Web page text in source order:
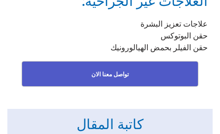
علاجات تعزيز البشرة
حقن البوتوكس
حقن الفيلر بحمض الهيالورونيك
تواصل معنا الان
كاتبة المقال